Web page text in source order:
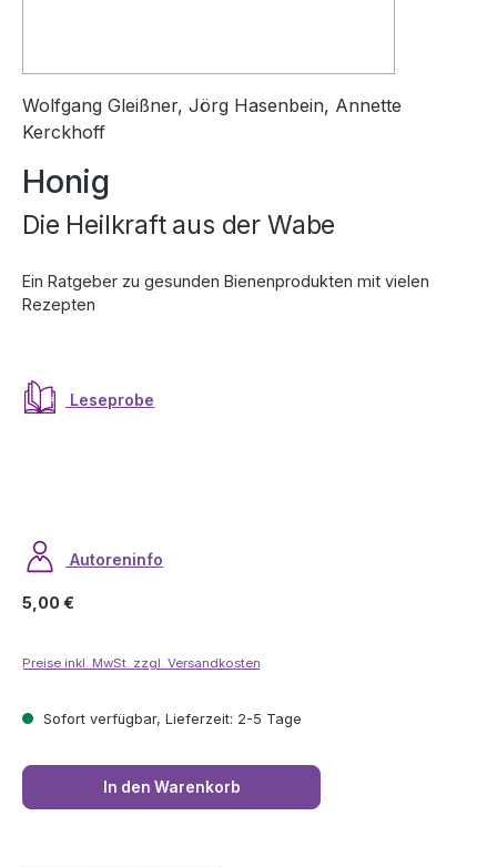
Wolfgang Gleißner, Jörg Hasenbein, Annette
Kerckhoff
Honig
Die Heilkraft aus der Wabe
Ein Ratgeber zu gesunden Bienenprodukten mit vielen
Rezepten
Leseprobe
Autoreninfo
Regulärer Preis:
5,00 €
Preise inkl. MwSt. zzgl. Versandkosten
Sofort verfügbar, Lieferzeit: 2-5 Tage
In den Warenkorb